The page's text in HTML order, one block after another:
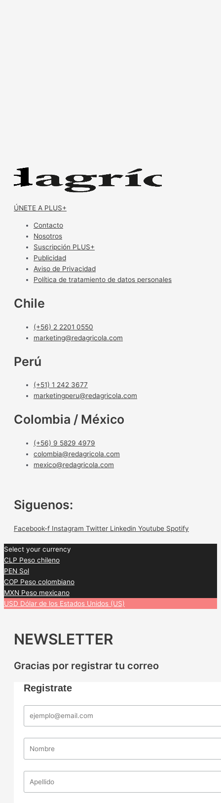
ÚNETE A PLUS+
Contacto
Nosotros
Suscripción PLUS+
Publicidad
Aviso de Privacidad
Política de tratamiento de datos personales
Chile
(+56) 2 2201 0550
marketing@redagricola.com
Perú
(+51) 1 242 3677
marketingperu@redagricola.com
Colombia / México
(+56) 9 5829 4979
colombia@redagricola.com
mexico@redagricola.com
Siguenos:
Facebook-f Instagram Twitter Linkedin Youtube Spotify
Select your currency
CLP Peso chileno
PEN Sol
COP Peso colombiano
MXN Peso mexicano
USD Dólar de los Estados Unidos (US)
NEWSLETTER
Gracias por registrar tu correo
Registrate